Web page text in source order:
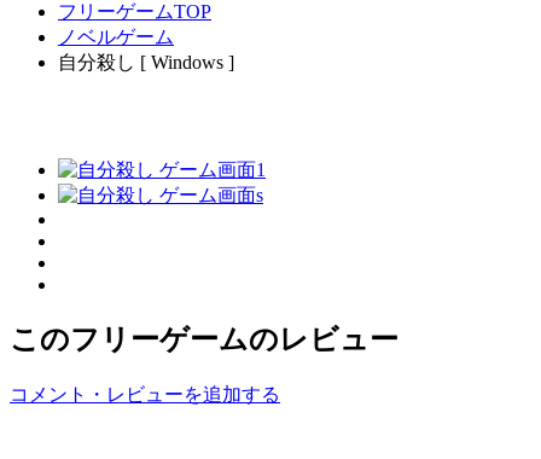
フリーゲームTOP
ノベルゲーム
自分殺し [ Windows ]
このフリーゲームのレビュー
コメント・レビューを追加する